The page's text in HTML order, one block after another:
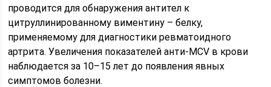
проводится для обнаружения антител к
цитруллинированному виментину – белку,
применяемому для диагностики ревматоидного
артрита. Увеличения показателей анти-MCV в крови
наблюдается за 10–15 лет до появления явных
симптомов болезни.